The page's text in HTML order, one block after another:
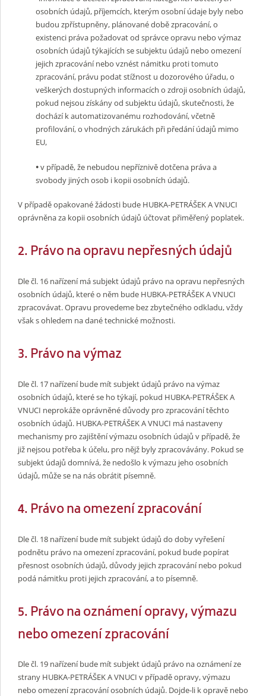
osobních údajů, příjemcích, kterým osobní údaje byly nebo
budou zpřístupněny, plánované době zpracování, o
existenci práva požadovat od správce opravu nebo výmaz
osobních údajů týkajících se subjektu údajů nebo omezení
jejich zpracování nebo vznést námitku proti tomuto
zpracování, právu podat stížnost u dozorového úřadu, o
veškerých dostupných informacích o zdroji osobních údajů,
pokud nejsou získány od subjektu údajů, skutečnosti, že
dochází k automatizovanému rozhodování, včetně
profilování, o vhodných zárukách při předání údajů mimo
EU,
•v případě, že nebudou nepříznivě dotčena práva a
svobody jiných osob i kopii osobních údajů.
V případě opakované žádosti bude HUBKA-PETRÁŠEK A VNUCI
oprávněna za kopii osobních údajů účtovat přiměřený poplatek.
2. Právo na opravu nepřesných údajů
Dle čl. 16 nařízení má subjekt údajů právo na opravu nepřesných
osobních údajů, které o něm bude HUBKA-PETRÁŠEK A VNUCI
zpracovávat. Opravu provedeme bez zbytečného odkladu, vždy
však s ohledem na dané technické možnosti.
3. Právo na výmaz
Dle čl. 17 nařízení bude mít subjekt údajů právo na výmaz
osobních údajů, které se ho týkají, pokud HUBKA-PETRÁŠEK A
VNUCI neprokáže oprávněné důvody pro zpracování těchto
osobních údajů. HUBKA-PETRÁŠEK A VNUCI má nastaveny
mechanismy pro zajištění výmazu osobních údajů v případě, že
již nejsou potřeba k účelu, pro nějž byly zpracovávány. Pokud se
subjekt údajů domnívá, že nedošlo k výmazu jeho osobních
údajů, může se na nás obrátit písemně.
4. Právo na omezení zpracování
Dle čl. 18 nařízení bude mít subjekt údajů do doby vyřešení
podnětu právo na omezení zpracování, pokud bude popírat
přesnost osobních údajů, důvody jejich zpracování nebo pokud
podá námitku proti jejich zpracování, a to písemně.
5. Právo na oznámení opravy, výmazu
nebo omezení zpracování
Dle čl. 19 nařízení bude mít subjekt údajů právo na oznámení ze
strany HUBKA-PETRÁŠEK A VNUCI v případě opravy, výmazu
nebo omezení zpracování osobních údajů. Dojde-li k opravě nebo